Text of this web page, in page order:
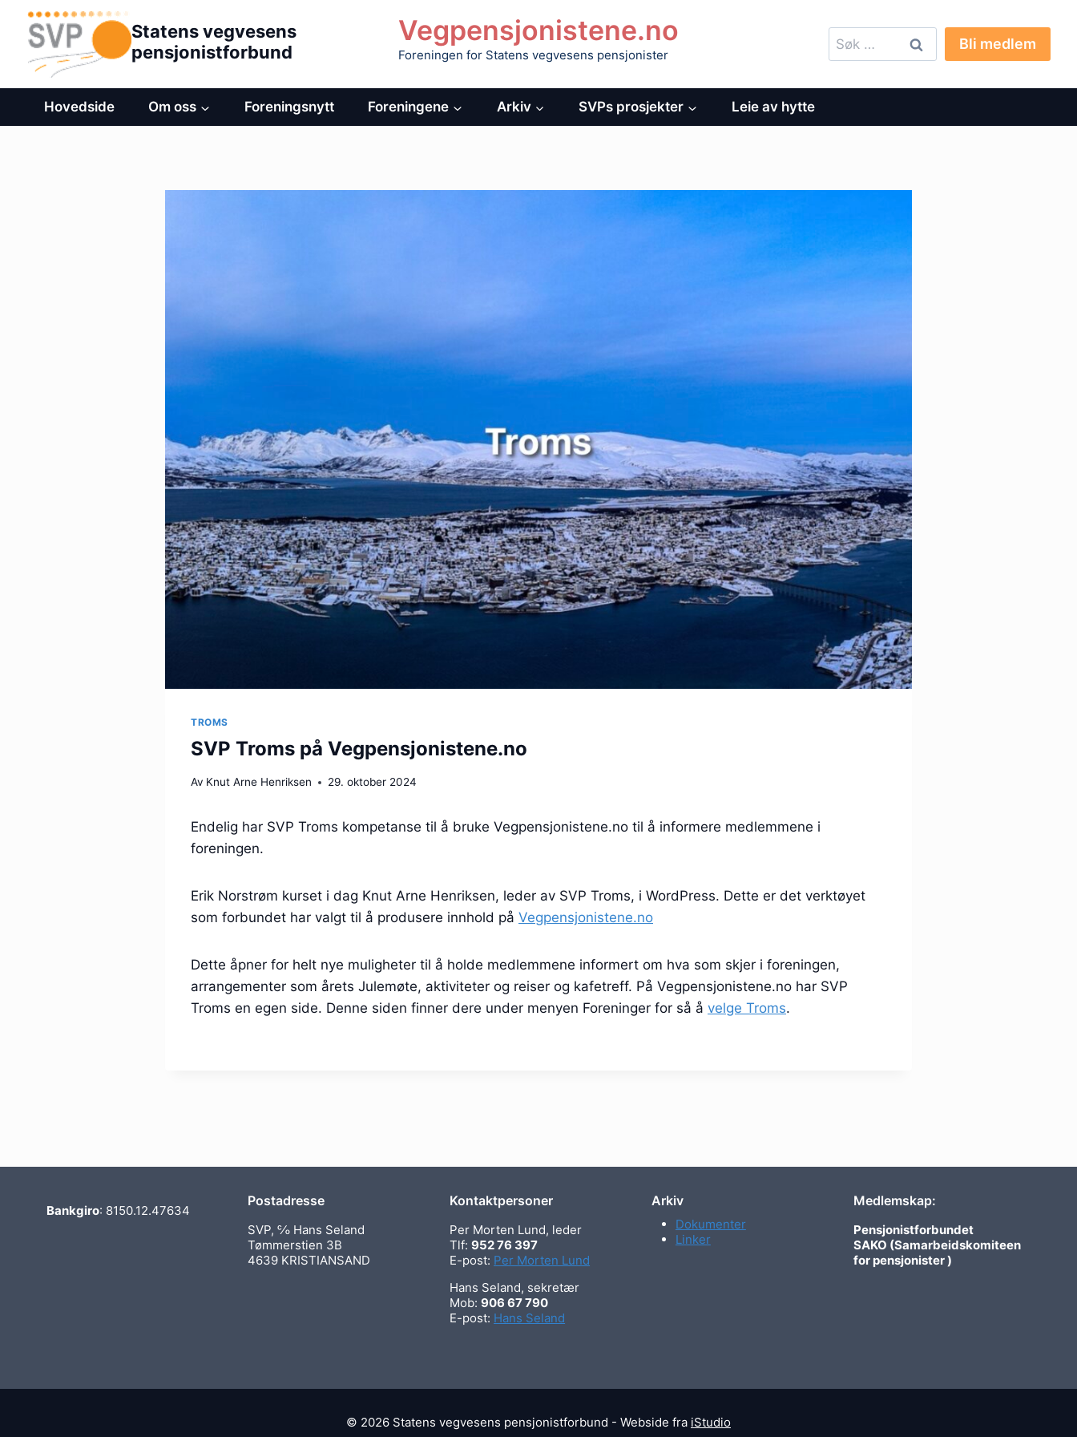
Hopp
innhold
Statens vegvesens
pensjonistforbund
Vegpensjonistene.no
Foreningen for Statens vegvesens pensjonister
Søk
etter:
Bli medlem
Hovedside Om oss Foreningsnytt Foreningene Arkiv SVPs prosjekter Leie av hytte
TROMS
SVP Troms på Vegpensjonistene.no
Av Knut Arne Henriksen 29. oktober 2024
Endelig har SVP Troms kompetanse til å bruke Vegpensjonistene.no til å informere medlemmene i
foreningen.
Erik Norstrøm kurset i dag Knut Arne Henriksen, leder av SVP Troms, i WordPress. Dette er det verktøyet
som forbundet har valgt til å produsere innhold på Vegpensjonistene.no
Dette åpner for helt nye muligheter til å holde medlemmene informert om hva som skjer i foreningen,
arrangementer som årets Julemøte, aktiviteter og reiser og kafetreff. På Vegpensjonistene.no har SVP
Troms en egen side. Denne siden finner dere under menyen Foreninger for så å velge Troms.
Bankgiro: 8150.12.47634
Postadresse
SVP, ℅ Hans Seland
Tømmerstien 3B
4639 KRISTIANSAND
Kontaktpersoner
Per Morten Lund, leder
Tlf:952 76 397
E-post: Per Morten Lund
Hans Seland, sekretær
Mob:906 67 790
E-post: Hans Seland
Arkiv
Dokumenter
Linker
Medlemskap:
Pensjonistforbundet
SAKO (Samarbeidskomiteen
for pensjonister )
© 2026 Statens vegvesens pensjonistforbund - Webside fra iStudio